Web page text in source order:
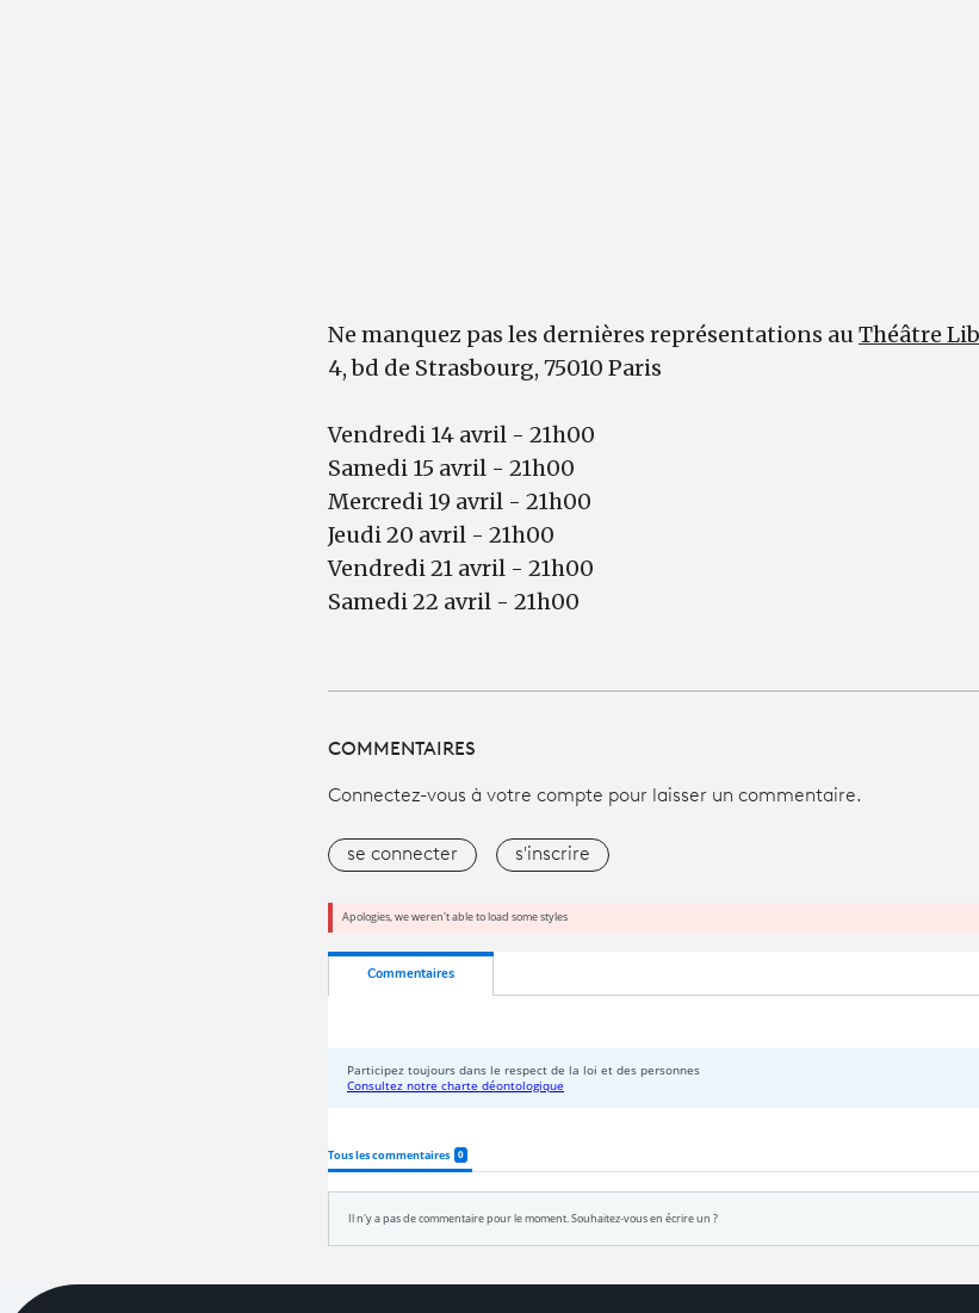
Ne manquez pas les dernières représentations auThéâtre
4, bd de Strasbourg, 75010 Paris
Vendredi 14 avril - 21h00
Samedi 15 avril - 21h00
Mercredi 19 avril - 21h00
Jeudi 20 avril - 21h00
Vendredi 21 avril - 21h00
Samedi 22 avril - 21h00
COMMENTAIRES
Connectez-vous à votre compte pour laisser un commentaire.
se connecter s'inscrire